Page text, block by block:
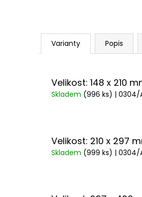
Varianty Popis
Velikost: 148 x 210
Skladem (996 ks) | 0304/
Velikost: 210 x 297
Skladem (999 ks) | 0304/